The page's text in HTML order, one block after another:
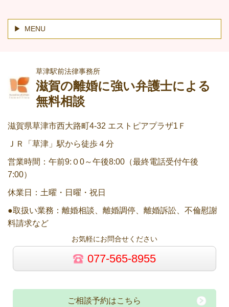
MENU
草津駅前法律事務所
滋賀の離婚に強い弁護士による
無料相談
滋賀県草津市西大路町4-32 エストピアプラザ1Ｆ
ＪＲ「草津」駅から徒歩４分
営業時間：午前9:０0～午後8:00（最終電話受付午後
7:00）
休業日：土曜・日曜・祝日
●取扱い業務：離婚相談、離婚調停、離婚訴訟、不倫慰謝
料請求など
お気軽にお問合せください
077-565-8955
ご相談予約はこちら